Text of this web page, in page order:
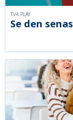
Se den
TV4 PLAY